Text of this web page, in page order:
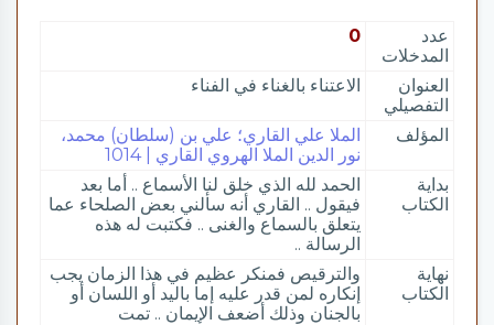
عدد
المدخلات
0
العنوان
التفصيلي
الاعتناء بالغناء في الفناء
المؤلف
الملا علي القاري؛ علي بن (سلطان) محمد،
نور الدين الملا الهروي القاري | 1014
بداية
الكتاب
الحمد لله الذي خلق لنا الأسماع .. أما بعد
فيقول .. القاري أنه سألني بعض الصلحاء عما
يتعلق بالسماع والغنى .. فكتبت له هذه
الرسالة ..
نهاية
الكتاب
والترقيص فمنكر عظيم في هذا الزمان يجب
إنكاره لمن قدر عليه إما باليد أو اللسان أو
بالجنان وذلك أضعف الإيمان .. تمت